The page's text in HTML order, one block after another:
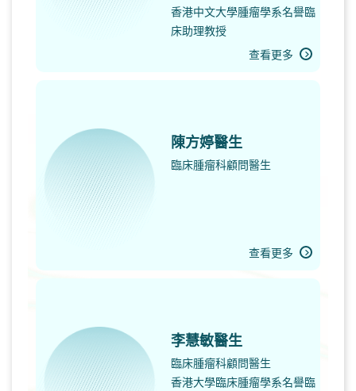
陳方婷醫生
臨床腫瘤科顧問醫生
查看更多
李慧敏醫生
臨床腫瘤科顧問醫生
香港大學臨床腫瘤學系名譽臨
香港中文大學腫瘤學系名譽臨
床助理教授
查看更多